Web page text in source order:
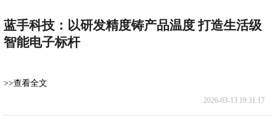
蓝手科技：以研发精度铸产品温度 打造生活级
智能电子标杆
>>查看全文
2026-03-13 19:31:17